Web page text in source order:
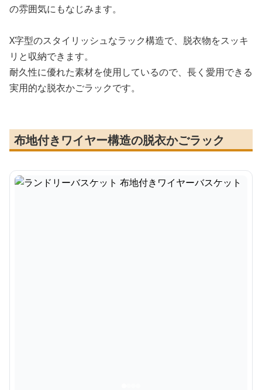
の雰囲気にもなじみます。
X字型のスタイリッシュなラック構造で、脱衣物をスッキ
リと収納できます。
耐久性に優れた素材を使用しているので、長く愛用できる
実用的な脱衣かごラックです。
布地付きワイヤー構造の脱衣かごラック